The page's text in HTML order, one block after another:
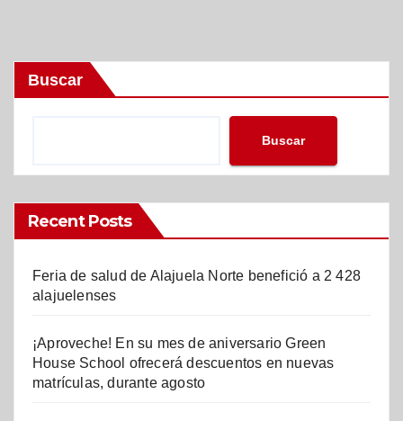
Buscar
Buscar
Recent Posts
Feria de salud de Alajuela Norte benefició a 2 428
alajuelenses
¡Aproveche! En su mes de aniversario Green
House School ofrecerá descuentos en nuevas
matrículas, durante agosto